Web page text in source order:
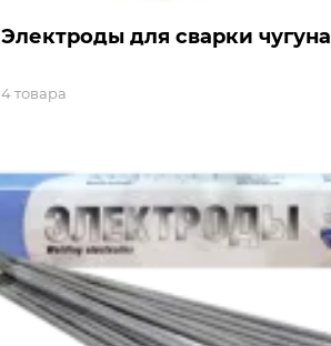
Электроды для сварки чугуна
4 товара